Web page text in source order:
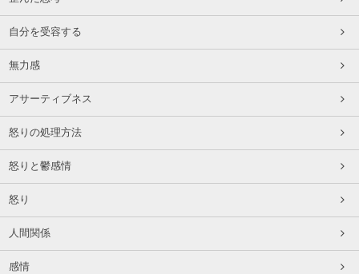
自分を受容する
無力感
アサーティブネス
怒りの処理方法
怒りと鬱感情
怒り
人間関係
感情